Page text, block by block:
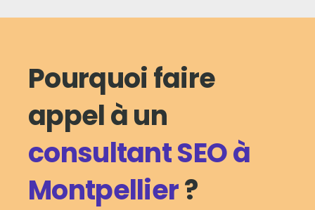
Pourquoi faire
appel à un
consultant SEO à
Montpellier?